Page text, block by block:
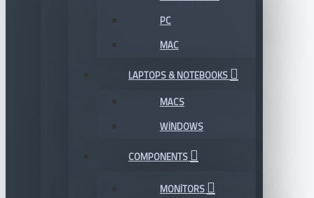
PC
MAC
LAPTOPS & NOTEBOOKS
MACS
WINDOWS
COMPONENTS
MONITORS